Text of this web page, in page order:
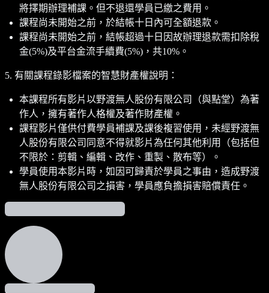
將擇期辦理補課。但不退還學員已繳之費用。
課程尚未開始之前，於結帳十日內可全額退款。
課程尚未開始之前，結帳超過十日因故辦理退款需扣除稅
金(5%)及平台金流手續費(5%)，共10%。
5. 有關課程錄影檔案的智慧財產權說明：
本課程所有影片以野渡無人股份有限公司（與點堂）為著
作人，擁有著作人格權及著作財產權。
課程影片僅供付費學員補課及課後複習使用，未經野渡無
人股份有限公司同意不得就影片為任何其他利用（包括但
不限於：剪輯、編輯、改作、重製、散布等）。
學員使用本影片時，如因可歸責於學員之事由，造成野渡
無人股份有限公司之損害，學員應負擔損害賠償責任。